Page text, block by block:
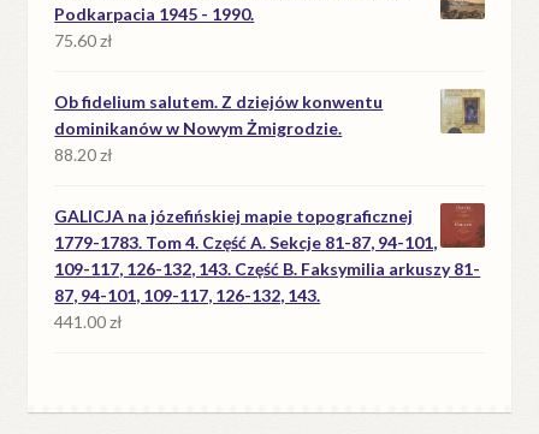
Podkarpacia 1945 - 1990.
75.60zł
Ob fidelium salutem. Z dziejów konwentu
dominikanów w Nowym Żmigrodzie.
88.20zł
GALICJA na józefińskiej mapie topograficznej
1779-1783. Tom 4. Część A. Sekcje 81-87, 94-101,
109-117, 126-132, 143. Część B. Faksymilia arkuszy 81-
87, 94-101, 109-117, 126-132, 143.
441.00zł